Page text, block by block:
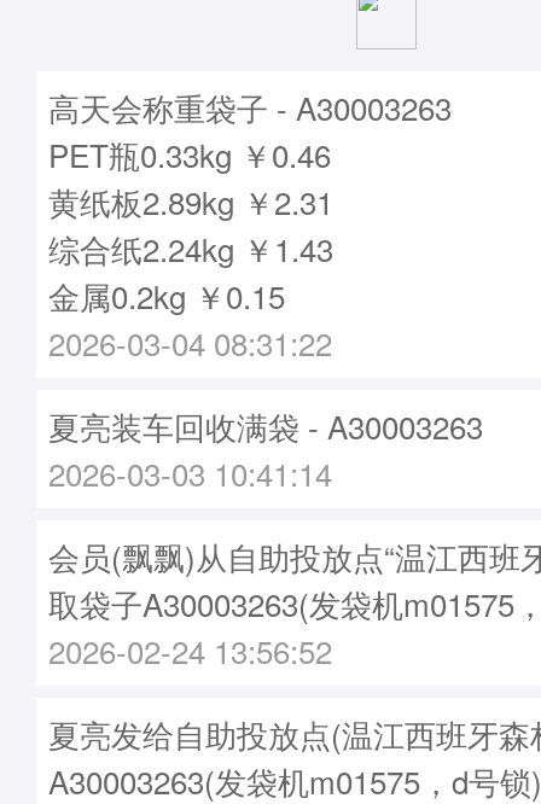
高天会称重袋子 - A30003263
PET瓶0.33kg ￥0.46
黄纸板2.89kg ￥2.31
综合纸2.24kg ￥1.43
金属0.2kg ￥0.15
2026-03-04 08:31:22
夏亮装车回收满袋 - A30003263
2026-03-03 10:41:14
会员(飘飘)从自助投放点“温江西班
取袋子A30003263(发袋机m01575
2026-02-24 13:56:52
夏亮发给自助投放点(温江西班牙
A30003263(发袋机m01575，d号锁)